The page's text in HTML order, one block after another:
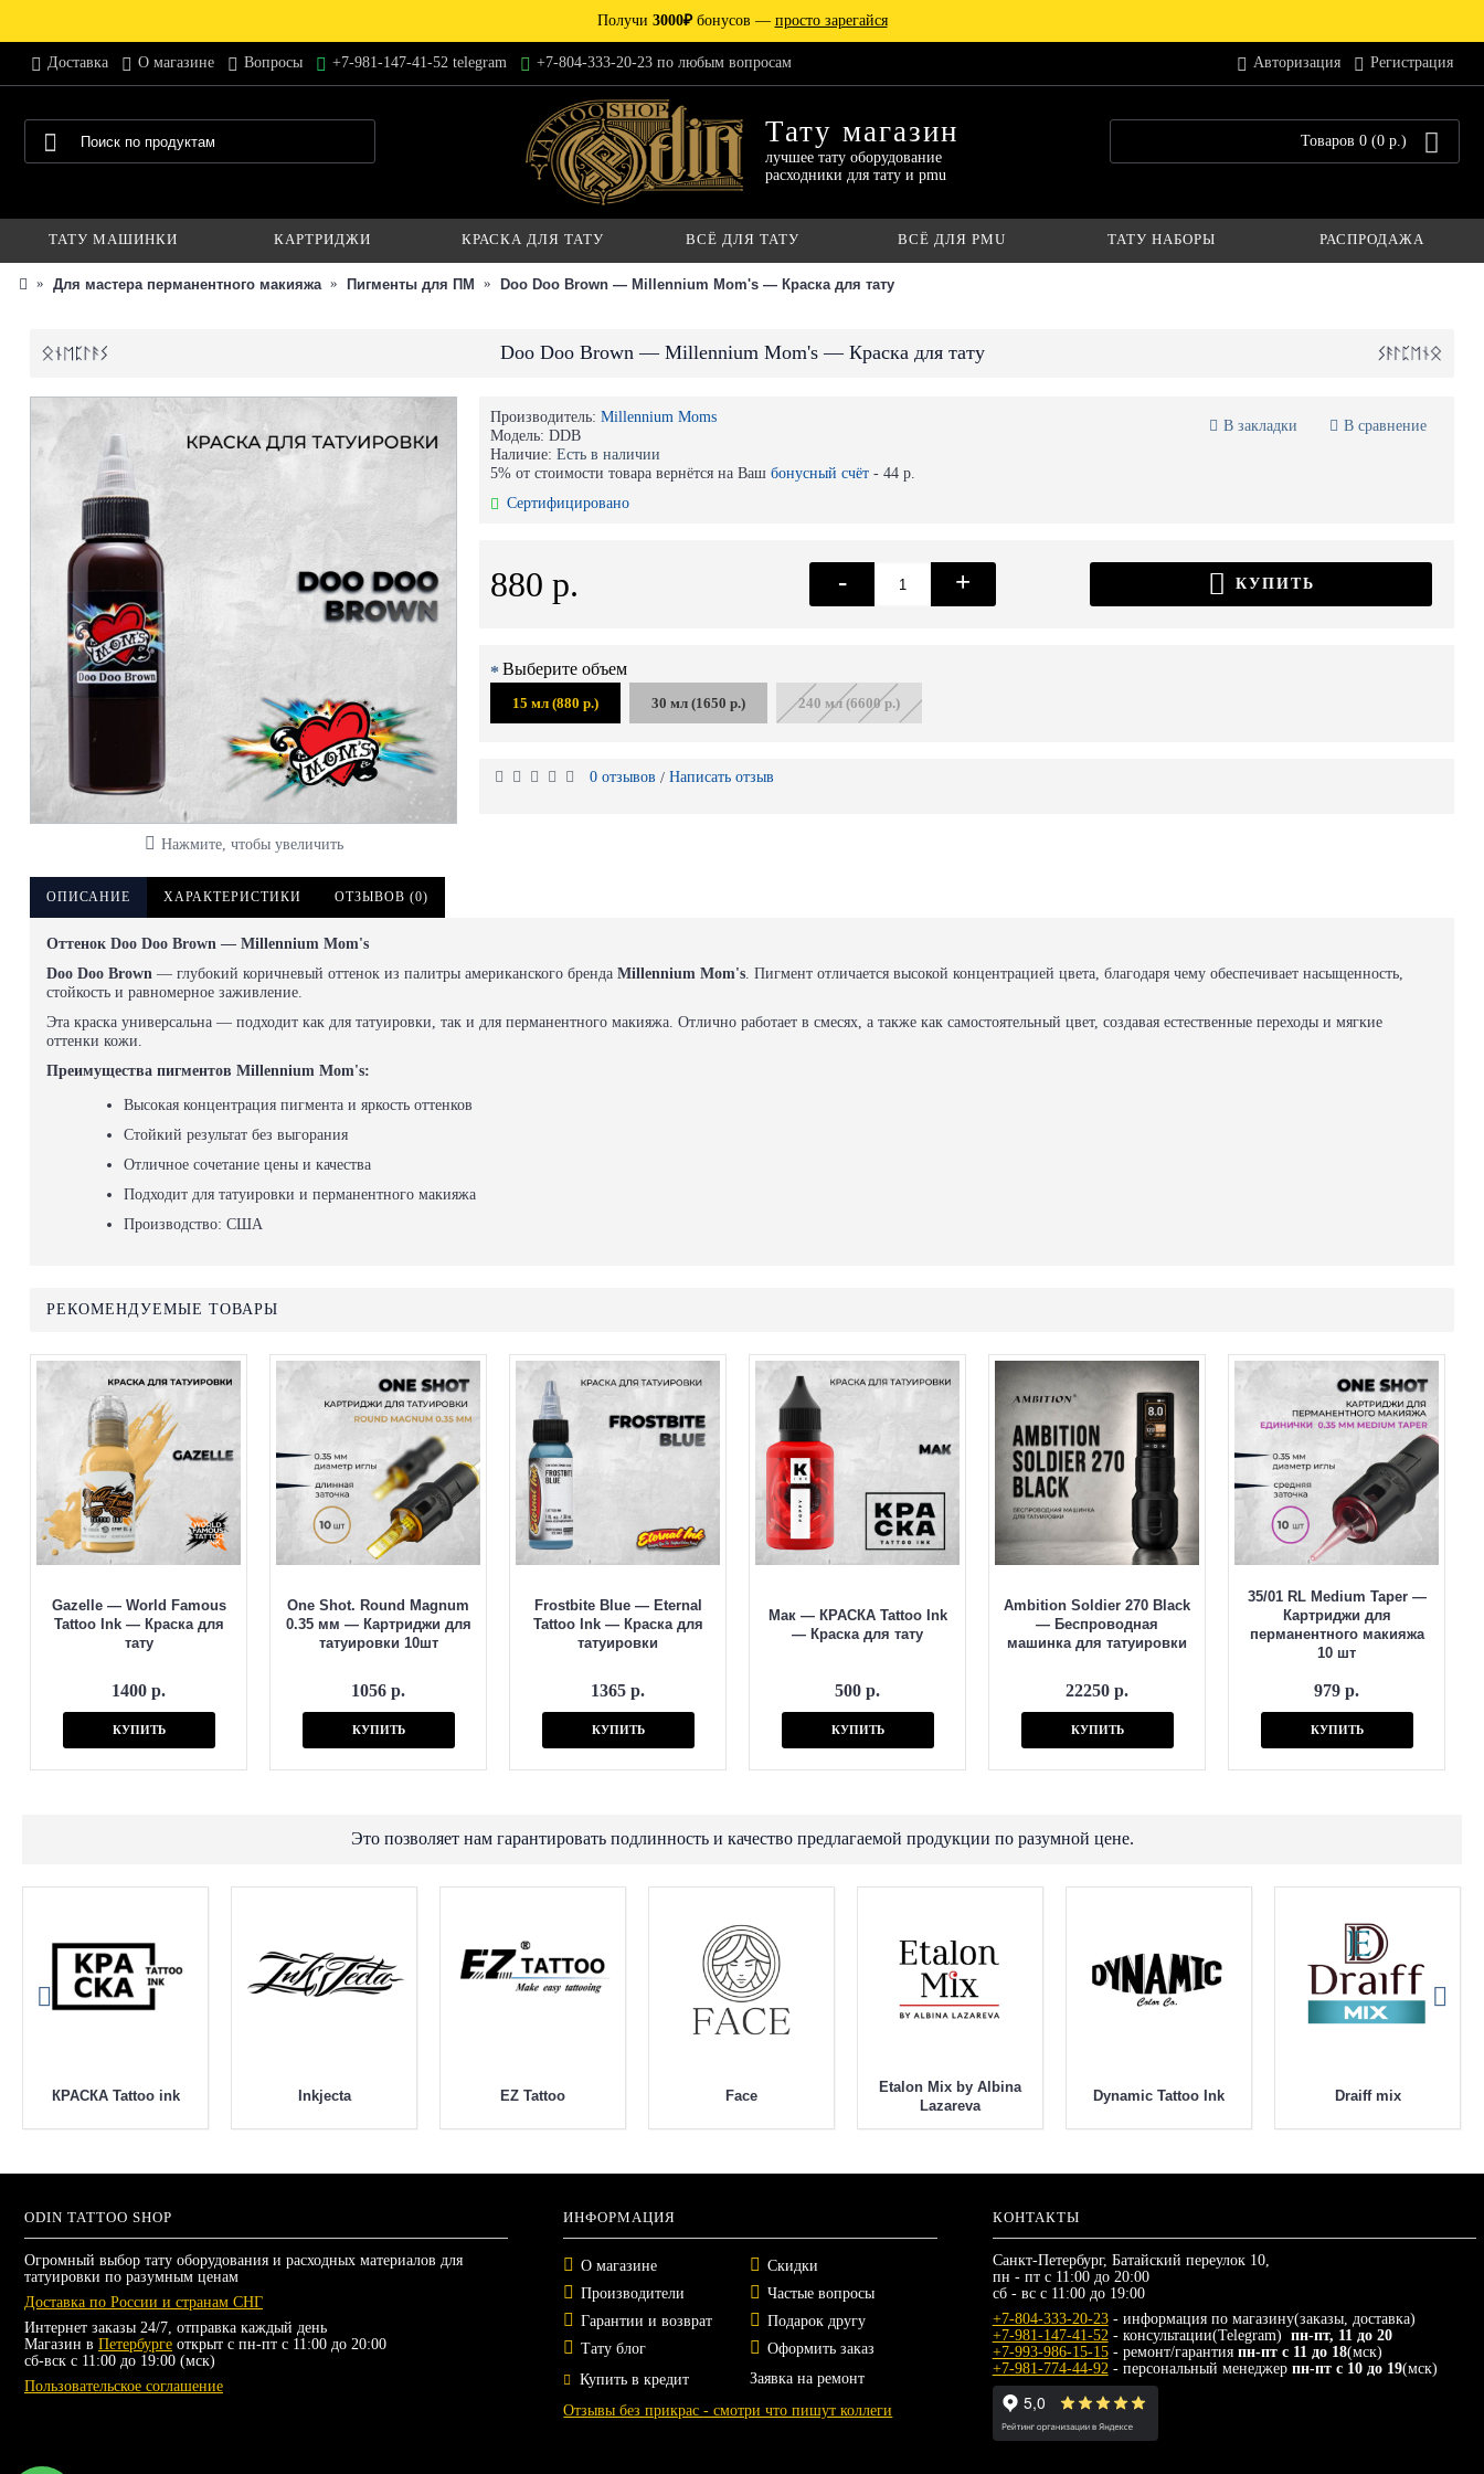
Получи 3000₽бонусов — просто зарегайся
Доставка О магазине Вопросы +7-981-147-41-52 telegram +7-804-333-20-23 по любым вопросам Авторизация Регистрация
Тату магазин
лучшее тату оборудование
расходники для тату и pmu
Товаров 0 (0 р.)
ТАТУ МАШИНКИ КАРТРИДЖИ КРАСКА ДЛЯ ТАТУ ВСЁ ДЛЯ ТАТУ ВСЁ ДЛЯ PMU ТАТУ НАБОРЫ РАСПРОДАЖА
Для мастера перманентного макияжа Пигменты для ПМ Doo Doo Brown — Millennium Mom's — Краска для тату
Doo Doo Brown — Millennium Mom's — Краска для тату
Нажмите, чтобы увеличить
В закладки В сравнение
Производитель: Millennium Moms
Модель: DDB
Наличие: Есть в наличии
5% от стоимости товара вернётся на Ваш бонусный счёт - 44 р.
Сертифицировано
880 р. - + КУПИТЬ
Выберите объем
15 мл (880 р.) 30 мл (1650 р.) 240 мл (6600 р.)
0 отзывов / Написать отзыв
ОПИСАНИЕ ХАРАКТЕРИСТИКИ ОТЗЫВОВ (0)
Оттенок Doo Doo Brown — Millennium Mom's
Doo Doo Brown — глубокий коричневый оттенок из палитры американского бренда Millennium Mom's. Пигмент отличается высокой концентрацией цвета, благодаря чему обеспечивает насыщенность,
стойкость и равномерное заживление.
Эта краска универсальна — подходит как для татуировки, так и для перманентного макияжа. Отлично работает в смесях, а также как самостоятельный цвет, создавая естественные переходы и мягкие
оттенки кожи.
Преимущества пигментов Millennium Mom's:
Высокая концентрация пигмента и яркость оттенков
Стойкий результат без выгорания
Отличное сочетание цены и качества
Подходит для татуировки и перманентного макияжа
Производство: США
РЕКОМЕНДУЕМЫЕ ТОВАРЫ
Gazelle — World Famous
Tattoo Ink — Краска для
тату
1400 р.
КУПИТЬ
One Shot. Round Magnum
0.35 мм — Картриджи для
татуировки 10шт
1056 р.
КУПИТЬ
Frostbite Blue — Eternal
Tattoo Ink — Краска для
татуировки
1365 р.
КУПИТЬ
Мак — КРАСКА Tattoo Ink
— Краска для тату
500 р.
КУПИТЬ
Ambition Soldier 270 Black
— Беспроводная
машинка для татуировки
22250 р.
КУПИТЬ
35/01 RL Medium Taper —
Картриджи для
перманентного макияжа
10 шт
979 р.
КУПИТЬ
Это позволяет нам гарантировать подлинность и качество предлагаемой продукции по разумной цене.
КРАСКА Tattoo ink Inkjecta EZ Tattoo Face
Etalon Mix by Albina
Lazareva
Dynamic Tattoo Ink Draiff mix
ODIN TATTOO SHOP
Огромный выбор тату оборудования и расходных материалов для
татуировки по разумным ценам
Доставка по России и странам СНГ
Интернет заказы 24/7, отправка каждый день
Магазин в Петербурге открыт с пн-пт с 11:00 до 20:00
сб-вск с 11:00 до 19:00 (мск)
Пользовательское соглашение
ИНФОРМАЦИЯ
О магазине
Производители
Гарантии и возврат
Тату блог
Скидки
Частые вопросы
Подарок другу
Оформить заказ
Купить в кредит
Заявка на ремонт
Отзывы без прикрас - смотри что пишут коллеги
КОНТАКТЫ
Санкт-Петербург, Батайский переулок 10,
пн - пт с 11:00 до 20:00
сб - вс с 11:00 до 19:00
+7-804-333-20-23- информация по магазину(заказы, доставка)
+7-981-147-41-52- консультации(Telegram) пн-пт, 11 до 20
+7-993-986-15-15- ремонт/гарантия пн-пт с 11 до 18(мск)
+7-981-774-44-92- персональный менеджер пн-пт с 10 до 19(мск)